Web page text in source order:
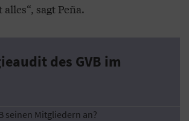
sagt Peña.
des GVB im
seinen Mitgliedern an?